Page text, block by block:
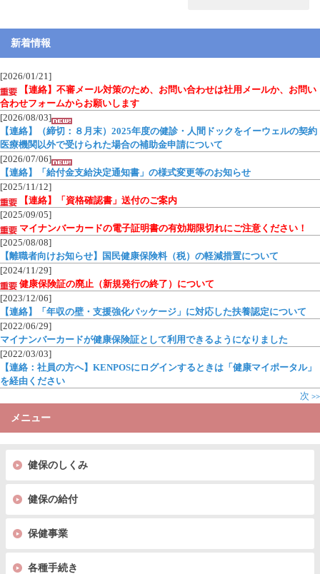
新着情報
[2026/01/21]
【連絡】不審メール対策のため、お問い合わせは社用メールか、お問い
合わせフォームからお願いします
[2026/08/03]
【連絡】（締切：８月末）2025年度の健診・人間ドックをイーウェルの契約
医療機関以外で受けられた場合の補助金申請について
[2026/07/06]
【連絡】「給付金支給決定通知書」の様式変更等のお知らせ
[2025/11/12]
【連絡】「資格確認書」送付のご案内
[2025/09/05]
マイナンバーカードの電子証明書の有効期限切れにご注意ください！
[2025/08/08]
【離職者向けお知らせ】国民健康保険料（税）の軽減措置について
[2024/11/29]
健康保険証の廃止（新規発行の終了）について
[2023/12/06]
【連絡】「年収の壁・支援強化パッケージ」に対応した扶養認定について
[2022/06/29]
マイナンバーカードが健康保険証として利用できるようになりました
[2022/03/03]
【連絡：社員の方へ】KENPOSにログインするときは「健康マイポータル」
を経由ください
次 >>
メニュー
健保のしくみ
健保の給付
保健事業
各種手続き